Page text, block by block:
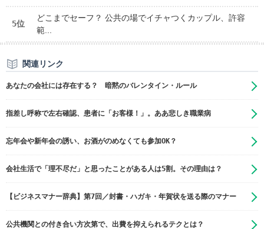
5位
どこまでセーフ？ 公共の場でイチャつくカップル、許容
範...
関連リンク
あなたの会社には存在する？ 暗黙のバレンタイン・ルール
指差し呼称で左右確認、患者に「お客様！」。ああ悲しき職業病
忘年会や新年会の誘い、お酒がのめなくても参加OK？
会社生活で「理不尽だ」と思ったことがある人は5割。その理由は？
【ビジネスマナー辞典】第7回／封書・ハガキ・年賀状を送る際のマナー
公共機関との付き合い方次第で、出費を抑えられるテクとは？